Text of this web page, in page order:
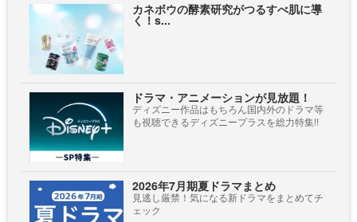
カネボウの酵素研究がつるすべ肌に導
く！s...
ドラマ・アニメーションが見放題！
ディズニー作品はもちろん国内外のドラマ等
も視聴できるディズニープラスを総力特集!!
2026年7月期夏ドラマまとめ
見逃し厳禁！気になる新ドラマをまとめてチ
ェック